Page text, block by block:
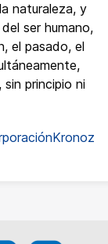
naturaleza, y
ser humano,
el pasado, el
principio ni